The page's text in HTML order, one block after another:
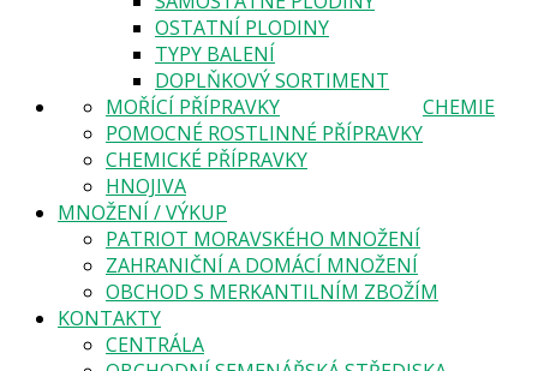
OSTATNÍ PLODINY
TYPY BALENÍ
DOPLŇKOVÝ SORTIMENT
CHEMIE
MOŘÍCÍ PŘÍPRAVKY
POMOCNÉ ROSTLINNÉ PŘÍPRAVKY
CHEMICKÉ PŘÍPRAVKY
HNOJIVA
MNOŽENÍ / VÝKUP
PATRIOT MORAVSKÉHO MNOŽENÍ
ZAHRANIČNÍ A DOMÁCÍ MNOŽENÍ
OBCHOD S MERKANTILNÍM ZBOŽÍM
KONTAKTY
CENTRÁLA